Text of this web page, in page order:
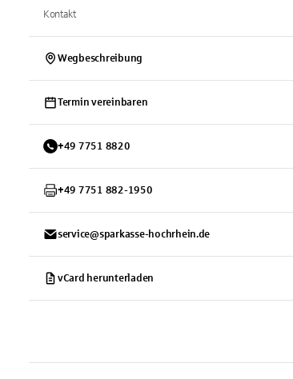
Kontakt
Wegbeschreibung
Termin vereinbaren
+49 7751 8820
+49 7751 882-1950
service@sparkasse-hochrhein.de
vCard herunterladen